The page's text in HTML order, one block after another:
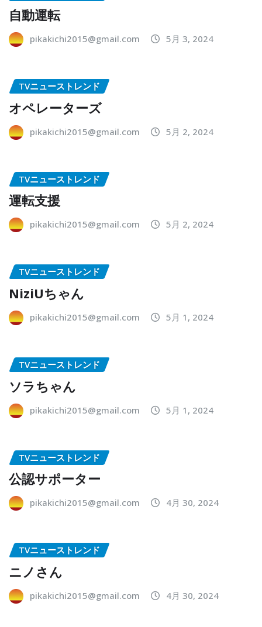
自動運転
pikakichi2015@gmail.com 5月 3, 2024
TVニューストレンド
オペレーターズ
pikakichi2015@gmail.com 5月 2, 2024
TVニューストレンド
運転支援
pikakichi2015@gmail.com 5月 2, 2024
TVニューストレンド
NiziUちゃん
pikakichi2015@gmail.com 5月 1, 2024
TVニューストレンド
ソラちゃん
pikakichi2015@gmail.com 5月 1, 2024
TVニューストレンド
公認サポーター
pikakichi2015@gmail.com 4月 30, 2024
TVニューストレンド
ニノさん
pikakichi2015@gmail.com 4月 30, 2024